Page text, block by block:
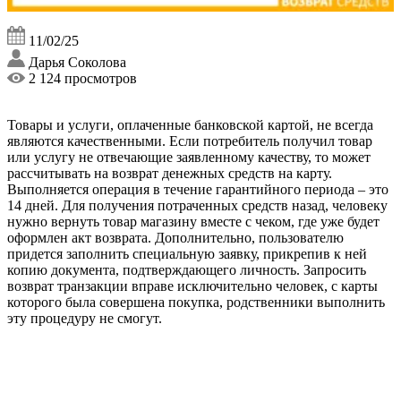
11/02/25
Дарья Соколова
2 124 просмотров
Товары и услуги, оплаченные банковской картой, не всегда
являются качественными. Если потребитель получил товар
или услугу не отвечающие заявленному качеству, то может
рассчитывать на возврат денежных средств на карту.
Выполняется операция в течение гарантийного периода – это
14 дней. Для получения потраченных средств назад, человеку
нужно вернуть товар магазину вместе с чеком, где уже будет
оформлен акт возврата. Дополнительно, пользователю
придется заполнить специальную заявку, прикрепив к ней
копию документа, подтверждающего личность. Запросить
возврат транзакции вправе исключительно человек, с карты
которого была совершена покупка, родственники выполнить
эту процедуру не смогут.